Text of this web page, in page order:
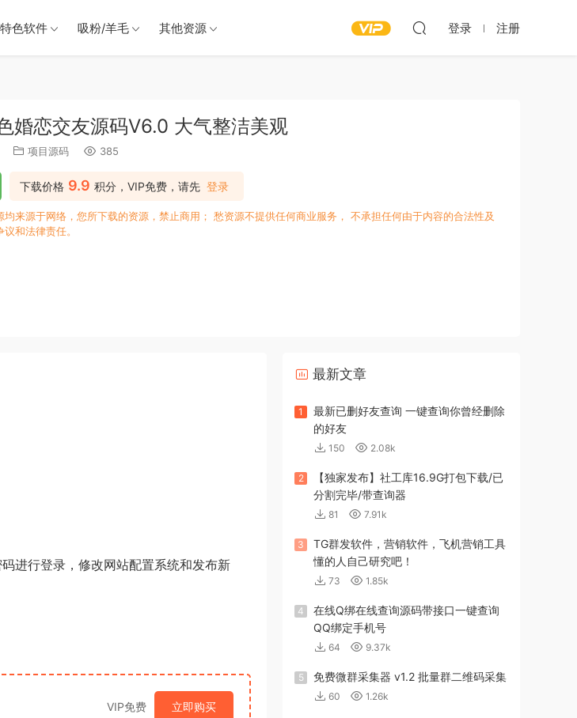
特色软件 吸粉/羊毛 其他资源 登录 注册
婚恋交友源码V6.0 大气整洁美观
项目源码 385
下载价格 9.9 积分，VIP免费，请先 登录
均来源于网络，您所下载的资源，禁止商用； 愁资源不提供任何商业服务， 不承担任何由于内容的合法性及
和法律责任。
进行登录，修改网站配置系统和发布新
VIP免费 立即购买
最新文章
1
最新已删好友查询 一键查询你曾经删除
的好友
150 2.08k
2
【独家发布】社工库16.9G打包下载/已
分割完毕/带查询器
81 7.91k
3
TG群发软件，营销软件，飞机营销工具
懂的人自己研究吧！
73 1.85k
4
在线Q绑在线查询源码带接口一键查询
QQ绑定手机号
64 9.37k
5 免费微群采集器 v1.2 批量群二维码采集
60 1.26k